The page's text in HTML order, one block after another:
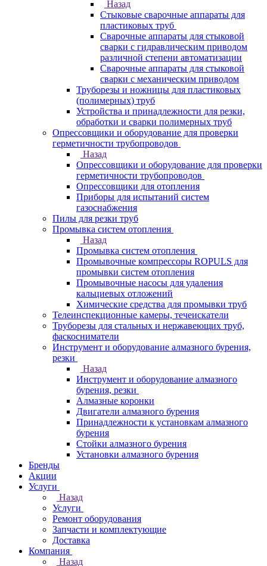
Назад
Стыковые сварочные аппараты для
пластиковых труб
Сварочные аппараты для стыковой
сварки с гидравлическим приводом
различной степени автоматизации
Сварочные аппараты для стыковой
сварки с механическим приводом
Труборезы и ножницы для пластиковых
(полимерных) труб
Устройства и принадлежности для резки,
обработки и сварки полимерных труб
Опрессовщики и оборудование для проверки
герметичности трубопроводов
Назад
Опрессовщики и оборудование для проверки
герметичности трубопроводов
Опрессовщики для отопления
Приборы для испытаний систем
газоснабжения
Пилы для резки труб
Промывка систем отопления
Назад
Промывка систем отопления
Промывочные компрессоры ROPULS для
промывки систем отопления
Промывочные насосы для удаления
кальциевых отложений
Химические средства для промывки труб
Телеинспекционные камеры, течеискатели
Труборезы для стальных и нержавеющих труб,
фаскосниматели
Инструмент и оборудование алмазного бурения,
резки
Назад
Инструмент и оборудование алмазного
бурения, резки
Алмазные коронки
Двигатели алмазного бурения
Принадлежности к установкам алмазного
бурения
Стойки алмазного бурения
Установки алмазного бурения
Бренды
Акции
Услуги
Назад
Услуги
Ремонт оборудования
Запчасти и комплектующие
Доставка
Компания
Назад